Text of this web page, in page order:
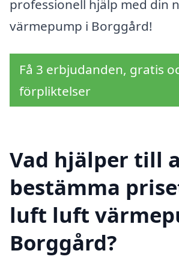
professionell hjälp med din
värmepump i Borggård!
Få 3 erbjudanden, gratis
förpliktelser
Vad hjälper till
bestämma
luft luft
Borggård?